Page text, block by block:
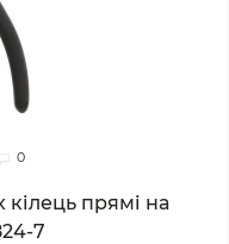
0
прямі на
7